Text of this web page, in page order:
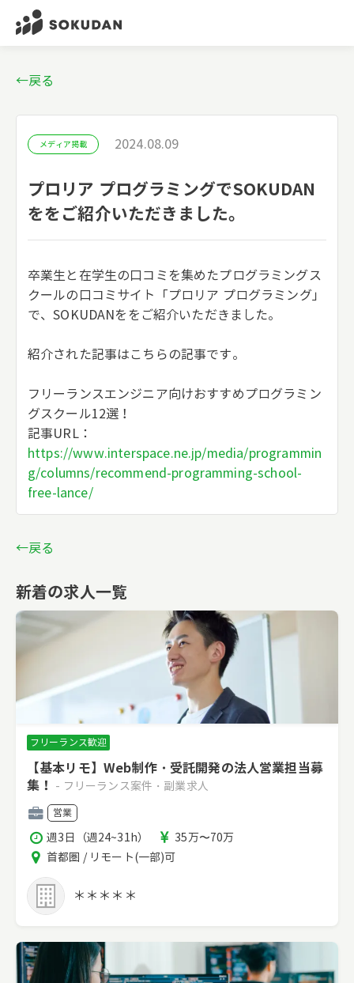
←戻る
メディア掲載 2024.08.09
プロリア プログラミングでSOKUDAN
ををご紹介いただきました。
卒業生と在学生の口コミを集めたプログラミングス
クールの口コミサイト「プロリア プログラミング」
で、SOKUDANををご紹介いただきました。
紹介された記事はこちらの記事です。
フリーランスエンジニア向けおすすめプログラミン
グスクール12選！
記事URL：
https://www.interspace.ne.jp/media/programmin
g/columns/recommend-programming-school-
free-lance/
←戻る
新着の求人一覧
フリーランス歓迎
【基本リモ】Web制作・受託開発の法人営業担当募
集！
- フリーランス案件・副業求人
職
種
営業
稼
働
時
間
週3日（週24~31h）
報
酬
35万〜70万
エ
ア
首都圏 / リモート(一部)可
＊＊＊＊＊